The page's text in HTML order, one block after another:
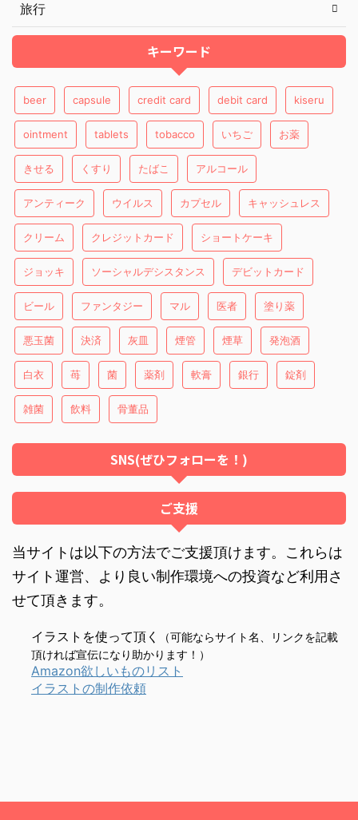
旅行
キーワード
beer capsule credit card debit card kiseru
ointment tablets tobacco いちご お薬
きせる くすり たばこ アルコール
アンティーク ウイルス カプセル キャッシュレス
クリーム クレジットカード ショートケーキ
ジョッキ ソーシャルデシスタンス デビットカード
ビール ファンタジー マル 医者 塗り薬
悪玉菌 決済 灰皿 煙管 煙草 発泡酒
白衣 苺 菌 薬剤 軟膏 銀行 錠剤
雑菌 飲料 骨董品
SNS(ぜひフォローを！)
ご支援
当サイトは以下の方法でご支援頂けます。これらは
サイト運営、より良い制作環境への投資など利用さ
せて頂きます。
イラストを使って頂く
（可能ならサイト名、リンクを記載
頂ければ宣伝になり助かります！）
Amazon欲しいものリスト
イラストの制作依頼